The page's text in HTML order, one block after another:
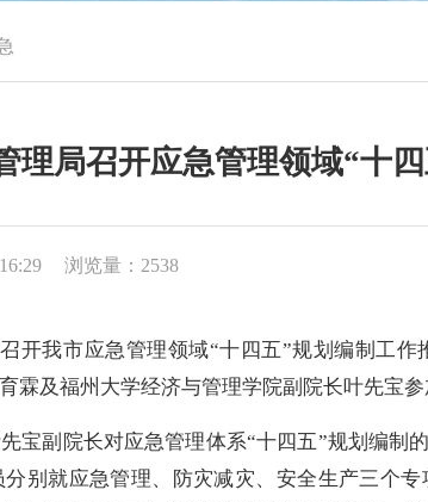
理局召开应急管理领域“十
浏览量：2538
我市应急管理领域“十四五”规划编制工作
霖及福州大学经济与管理学院副院长叶先宝参
副院长对应急管理体系“十四五”规划编制
别就应急管理、防灾减灾、安全生产三个